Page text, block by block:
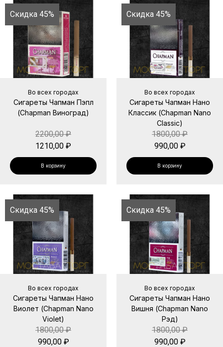
Скидка 45%
Во всех городах
Сигареты Чапман Пэпл
(Chapman Виноград)
2200,00₽
1210,00 ₽
В корзину
Скидка 45%
Во всех городах
Сигареты Чапман Нано
Классик (Chapman Nano
Classic)
1800,00₽
990,00 ₽
В корзину
Скидка 45%
Во всех городах
Сигареты Чапман Нано
Виолет (Chapman Nano
Violet)
1800,00₽
990,00 ₽
Скидка 45%
Во всех городах
Сигареты Чапман Нано
Вишня (Chapman Nano
Рэд)
1800,00₽
990,00 ₽